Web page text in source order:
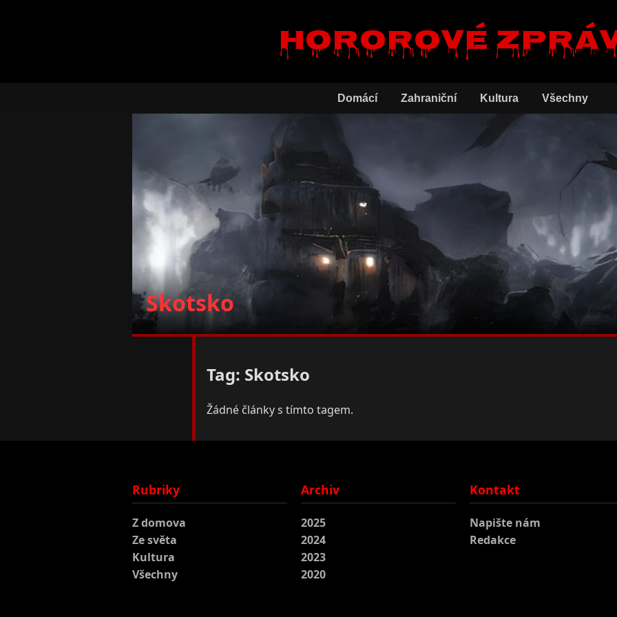
Hororové
Domácí Zahraniční Kultura Všechny
Skotsko
Tag: Skotsko
Žádné články s tímto tagem.
Rubriky
Z domova
Ze světa
Kultura
Všechny
Archiv
2025
2024
2023
2020
Kontakt
Napište nám
Redakce